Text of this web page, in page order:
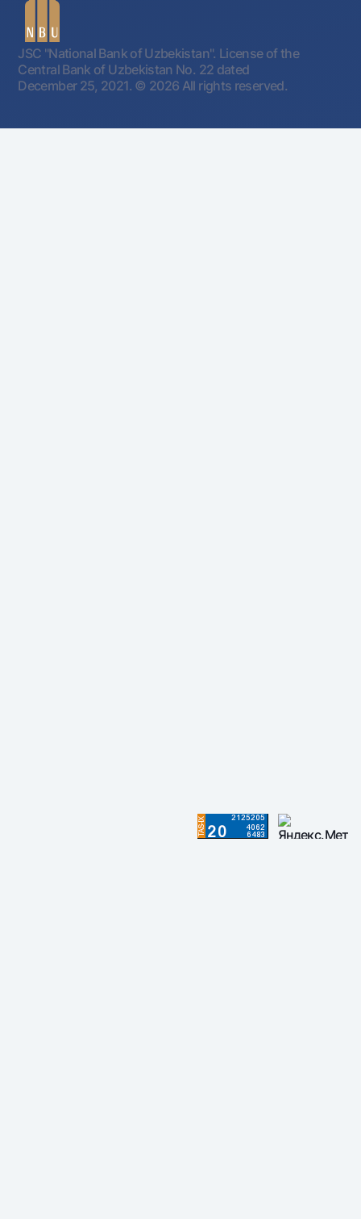
JSC "National Bank of Uzbekistan". License of the
Central Bank of Uzbekistan No. 22 dated
December 25, 2021. © 2026 All rights reserved.